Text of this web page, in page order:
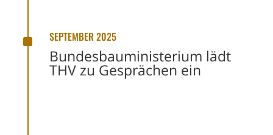
^ SEPTEMBER 2025
Bundesbauministerium lädt
THV zu Gesprächen ein